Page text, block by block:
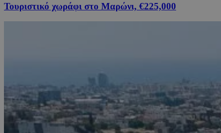
Τουριστικό χωράφι στο Μαρώνι, €225,000